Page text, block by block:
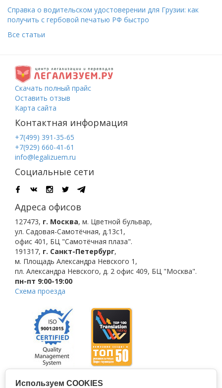
Справка о водительском удостоверении для Грузии: как
получить с гербовой печатью РФ быстро
Все статьи
Скачать полный прайс
Оставить отзыв
Карта сайта
Контактная информация
+7(499) 391-35-65
+7(929) 660-41-61
info@legalizuem.ru
Социальные сети
Адреса офисов
127473, г. Москва, м. Цветной бульвар,
ул. Садовая-Самотёчная, д.13с1,
офис 401, БЦ "Самотёчная плаза".
191317, г. Санкт-Петербург,
м. Площадь Александра Невского 1 ,
пл. Александра Невского, д. 2 офис 409, БЦ "Москва".
пн-пт 9:00-19:00
Схема проезда
Используем COOKIES